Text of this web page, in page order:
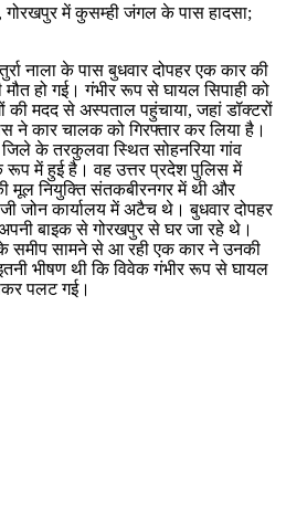
गोरखपुर में कुसम्ही जंगल के पास हादसा;
नाला के पास बुधवार दोपहर एक कार की
हो गई। गंभीर रूप से घायल सिपाही को
की मदद से अस्पताल पहुंचाया, जहां डॉक्टरों
ने कार चालक को गिरफ्तार कर लिया है।
जिले के तरकुलवा स्थित सोहनरिया गांव
रूप में हुई है। वह उत्तर प्रदेश पुलिस में
मूल नियुक्ति संतकबीरनगर में थी और
जोन कार्यालय में अटैच थे। बुधवार दोपहर
बाइक से गोरखपुर से घर जा रहे थे।
समीप सामने से आ रही एक कार ने उनकी
भीषण थी कि विवेक गंभीर रूप से घायल
पलट गई।